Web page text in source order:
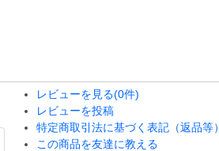
レビューを見る(0件)
レビューを投稿
特定商取引法に基づく表記（返品等）
この商品を友達に教える